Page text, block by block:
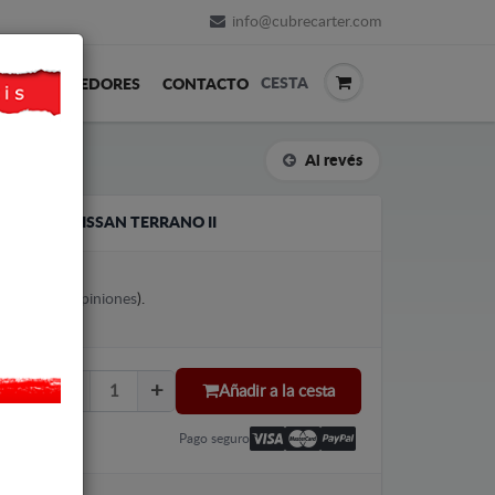
info@cubrecarter.com
REVENDEDORES CONTACTO CESTA
Al revés
NISSAN TERRANO II
Ver opiniones).
Añadir a la cesta
Pago seguro